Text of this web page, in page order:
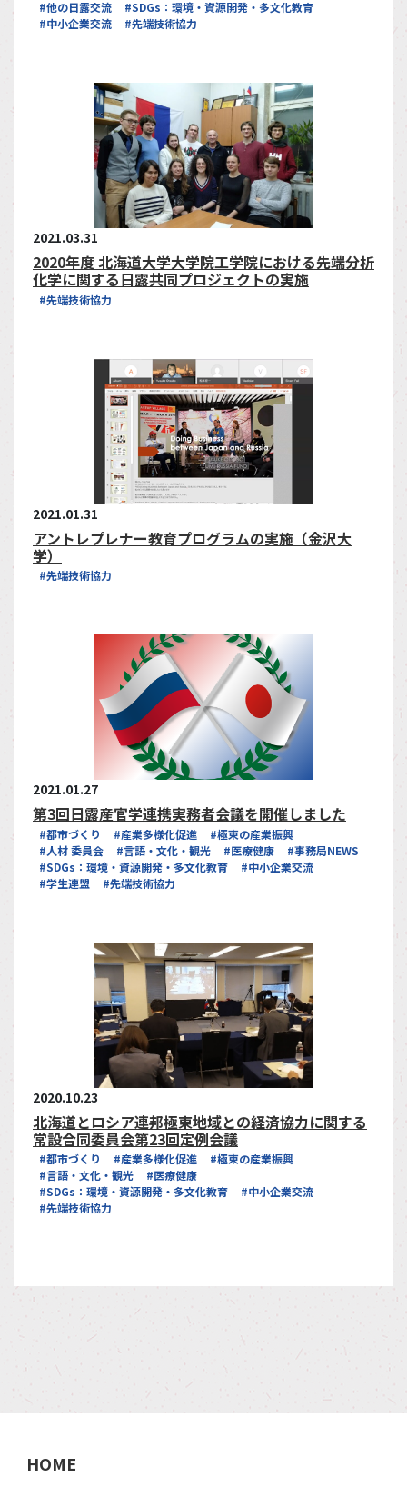
#他の日露交流
#SDGs：環境・資源開発・多文化教育
#中小企業交流
#先端技術協力
2021.03.31
2020年度 北海道大学大学院工学院における先端分析
化学に関する日露共同プロジェクトの実施
#先端技術協力
2021.01.31
アントレプレナー教育プログラムの実施（金沢大
学）
#先端技術協力
2021.01.27
第3回日露産官学連携実務者会議を開催しました
#都市づくり #産業多様化促進
#極東の産業振興
#人材 委員会
#言語・文化・観光 #医療健康
#事務局NEWS
#SDGs：環境・資源開発・多文化教育
#中小企業交流
#学生連盟
#先端技術協力
2020.10.23
北海道とロシア連邦極東地域との経済協力に関する
常設合同委員会第23回定例会議
#都市づくり #産業多様化促進
#極東の産業振興
#言語・文化・観光
#医療健康
#SDGs：環境・資源開発・多文化教育
#中小企業交流
#先端技術協力
HOME